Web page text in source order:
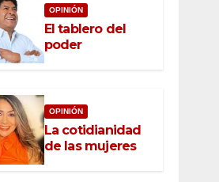
OPINIÓN
El tablero del
poder
OPINIÓN
La cotidianidad
de las mujeres